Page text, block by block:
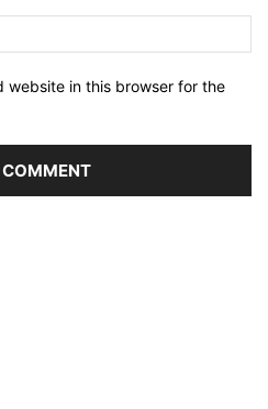
website in this browser for the